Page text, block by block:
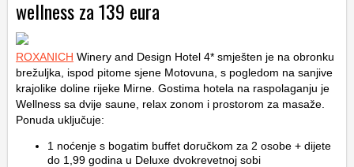
wellness za 139 eura
ROXANICH Winery and Design Hotel 4* smješten je na obronku
brežuljka, ispod pitome sjene Motovuna, s pogledom na sanjive
krajolike doline rijeke Mirne. Gostima hotela na raspolaganju je
Wellness sa dvije saune, relax zonom i prostorom za masaže.
Ponuda uključuje:
1 noćenje s bogatim buffet doručkom za 2 osobe + dijete
do 1,99 godina u Deluxe dvokrevetnoj sobi